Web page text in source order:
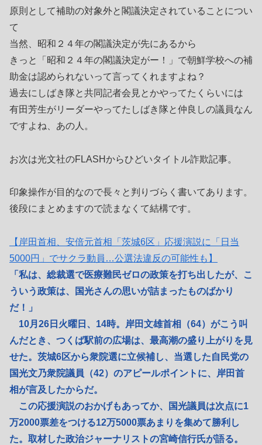
原則として補助の対象外と閣議決定されていることについ
て
当然、昭和２４年の閣議決定が先にあるから
きっと「昭和２４年の閣議決定がー！」で朝鮮学校への補
助金は認められないって言ってくれますよね？
過去にしばき隊と共同記者会見とかやってたくらいには
有田芳生がリーダーやってたしばき隊と仲良しの議員なん
ですよね、あの人。
お次は光文社のFLASHからひどいタイトル詐欺記事。
印象操作が目的なので長々と判りづらく書いてあります。
後段にまとめますので読まなくて結構です。
【岸田首相、安倍元首相「茨城6区」応援演説に「日当
5000円」でサクラ動員…公選法違反の可能性も】
「私は、総裁選で医療難民ゼロの政策を打ち出したが、こ
ういう政策は、国光さんの思いが詰まったものばかり
だ！」
10月26日火曜日、14時。岸田文雄首相（64）がこう叫
んだとき、つくば駅前の広場は、最高潮の盛り上がりを見
せた。茨城6区から衆院選に立候補し、当選した自民党の
国光文乃衆院議員（42）のアピールポイントに、岸田首
相が言及したからだ。
この応援演説のおかげもあってか、国光議員は次点に1
万2000票差をつける12万5000票あまりを集めて勝利し
た。取材した政治ジャーナリストの宮崎信行氏が語る。